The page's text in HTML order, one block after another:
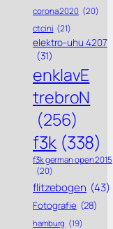
corona 2020 (20)
ctcini (21)
elektro-uhu 4207
(31)
enklavE
trebroN
(256)
f3k (338)
f3k german open 2015
(20)
flitzebogen (43)
Fotografie (28)
hamburg (19)